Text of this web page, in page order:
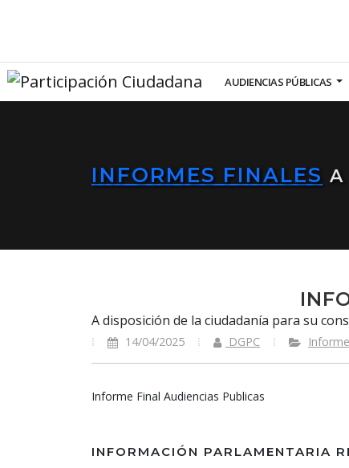
AUDIENCIAS PÚBLICAS
INFORMES FINALES A
A disposición de la ciudadanía para su
14/04/2025 DGPC
Informe Final Audiencias Publicas
INFORMACIÓN PARLAMENTARIA